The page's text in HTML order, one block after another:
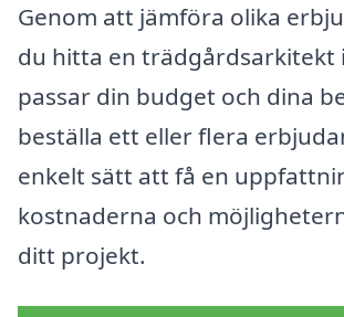
Genom att jämföra olika
du hitta en trädgårdsarkitekt
passar din budget och dina
beställa ett eller flera
enkelt sätt att få en
kostnaderna och
ditt projekt.